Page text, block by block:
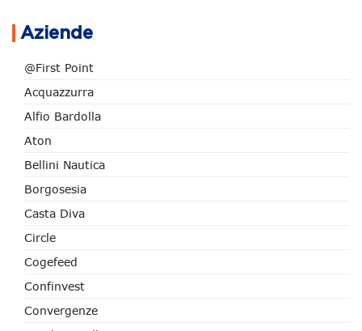
Aziende
@First Point
Acquazzurra
Alfio Bardolla
Aton
Bellini Nautica
Borgosesia
Casta Diva
Circle
Cogefeed
Confinvest
Convergenze